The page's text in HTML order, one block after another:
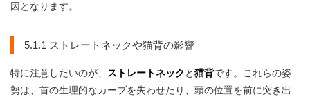
因となります。
5.1.1 ストレートネックや猫背の影響
特に注意したいのが、 ストレートネック と猫背です。これらの姿
勢は、首の生理的なカーブを失わせたり、頭の位置を前に突き出